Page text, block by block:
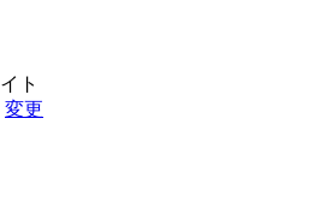
変更